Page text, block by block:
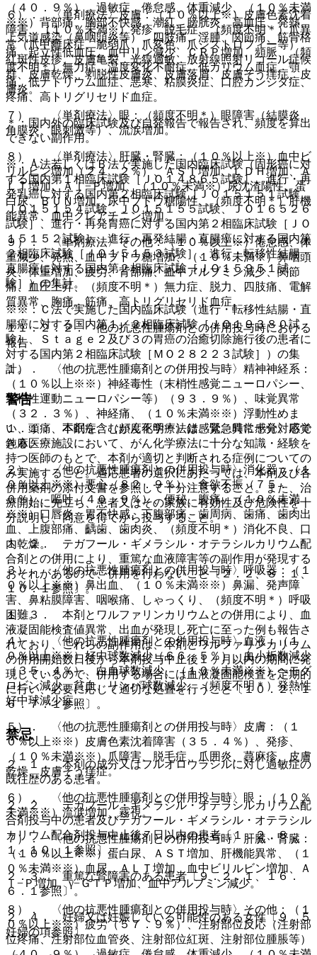
（４０．９％）、過敏症、倦怠感、体重減少、（１０％未満
※※）背部痛、胸部不快感、潮紅、膀胱炎、高血圧、発熱、
上気道感染（鼻咽頭炎等）、四肢痛、浮腫、関節痛、筋骨格
痛、起立性低血圧、血中リン減少、ＣＲＰ増加、頻脈、（頻
度不明＊）無力症、温度変化不耐症、低カリウム血症、顎
痛、低ナトリウム血症、悪寒、粘膜炎症、口腔カンジダ症、
疼痛、高トリグリセリド血症。
＊：国内外の臨床試験及び自発報告で報告され、頻度を算出
できない副作用。
※：Ａ法若しくはＢ法で実施した国内臨床試験（固形癌に対
する国内第１相臨床試験［ＪＯ１４８６５試験］、進行・再
発乳癌に対する国内第２相臨床試験［ＪＯ１５１５１試験、
ＪＯ１５１５４試験、ＪＯ１５１５５試験、ＪＯ１６５２６
試験］、進行・再発胃癌に対する国内第２相臨床試験［ＪＯ
１５１５２試験］、進行・再発結腸・直腸癌に対する国内第
２相臨床試験［ＪＯ１５１５３試験］、進行・転移性結腸・
直腸癌に対する国内第２相臨床試験［ＪＯ１５９５１試
験］）の集計。
※※：Ｃ法で実施した国内臨床試験（進行・転移性結腸・直
腸癌に対する国内第１／２相臨床試験［ＪＯ１９３８０試
験］、Ｓｔａｇｅ２及び３の胃癌の治癒切除施行後の患者に
対する国内第２相臨床試験［ＭＯ２８２２３試験］）の集
計。
警告
１．１． 本剤を含むがん化学療法は、緊急時に十分対応で
きる医療施設において、がん化学療法に十分な知識・経験を
持つ医師のもとで、本剤が適切と判断される症例についての
み実施すること。適応患者の選択にあたっては、本剤及び各
併用薬剤の添付文書を参照して十分注意すること。また、治
療開始に先立ち、患者又はその家族に有効性及び危険性を十
分説明し、同意を得てから投与すること。
１．２． テガフール・ギメラシル・オテラシルカリウム配
合剤との併用により、重篤な血液障害等の副作用が発現する
おそれがあるので、併用を行わないこと〔２．２、８．１、
１０．１参照〕。
１．３． 本剤とワルファリンカリウムとの併用により、血
液凝固能検査値異常、出血が発現し死亡に至った例も報告さ
れており、これらの副作用は、本剤とワルファリンカリウム
の併用開始数日後から本剤投与中止後１ヶ月以内の期間に発
現しているので、併用する場合には血液凝固能検査を定期的
に行い、必要に応じて適切な処置を行うこと〔１０．２、１
６．７．１参照〕。
禁忌
２．１． 本剤の成分又はフルオロウラシルに対し過敏症の
既往歴のある患者。
２．２． テガフール・ギメラシル・オテラシルカリウム配
合剤投与中の患者及びテガフール・ギメラシル・オテラシル
カリウム配合剤投与中止後７日以内の患者〔１．２、８．
１、１０．１参照〕。
２．３． 重篤な腎障害のある患者〔９．２．１、１６．
６．１参照〕。
２．４． 妊婦又は妊娠している可能性のある女性〔９．５
妊婦の項参照〕。
６）． 〈単剤療法〉皮膚：（１０％以上※）皮膚色素沈着
障害、（１０％未満※）発疹、脱毛症、（頻度不明＊）爪異
常（爪甲離床症、脆弱爪、爪変色、爪ジストロフィー等）、
紅斑性皮疹、皮膚亀裂、光線過敏、放射線照射リコール症候
群、皮膚乾燥、剥脱性皮膚炎、皮膚落屑、皮膚そう痒症、皮
膚炎。
７）． 〈単剤療法〉眼：（頻度不明＊）眼障害（結膜炎、
角膜炎、眼刺激等）、流涙増加。
８）． 〈単剤療法〉肝臓・腎臓：（１０％以上※）血中ビ
リルビン増加（２４．２％）、ＡＳＴ増加、ＬＤＨ増加、Ａ
ＬＴ増加、Ａｌ−Ｐ増加、（１０％未満※）尿沈渣陽性、蛋
白尿、ＢＵＮ増加、尿中ブドウ糖陽性、（頻度不明＊）肝機
能異常、血中クレアチニン増加。
９）． 〈単剤療法〉その他：（１０％以上※）倦怠感、体
重減少、発熱、血中ブドウ糖増加、（１０％未満※）鼻咽頭
炎、体重増加、疲労、背部痛、血中アルブミン減少、関節
痛、血圧上昇、（頻度不明＊）無力症、脱力、四肢痛、電解
質異常、胸痛、筋痛、高トリグリセリド血症。
１１．２．２． 他の抗悪性腫瘍剤との併用投与時における
報告
１）． 〈他の抗悪性腫瘍剤との併用投与時〉精神神経系：
（１０％以上※※）神経毒性（末梢性感覚ニューロパシー、
末梢性運動ニューロパシー等）（９３．９％）、味覚異常
（３２．３％）、神経痛、（１０％未満※※）浮動性めま
い、頭痛、不眠症、（頻度不明＊）錯感覚、異常感覚、感覚
鈍麻。
２）． 〈他の抗悪性腫瘍剤との併用投与時〉消化器：（１
０％以上※※）悪心（８２．９％）、食欲不振（７５．
０％）、嘔吐（４０．９％）、便秘、腹痛、（１０％未満
※※）口唇炎、胃不快感、下腹部痛、歯周病、歯痛、歯肉出
血、上腹部痛、齲歯、歯肉炎、（頻度不明＊）消化不良、口
内乾燥。
３）． 〈他の抗悪性腫瘍剤との併用投与時〉呼吸器：（１
０％以上※※）鼻出血、（１０％未満※※）鼻漏、発声障
害、鼻粘膜障害、咽喉痛、しゃっくり、（頻度不明＊）呼吸
困難。
４）． 〈他の抗悪性腫瘍剤との併用投与時〉血液：（１
０％以上※※）好中球数減少（６６．５％）、血小板数減少
（３５．４％）、白血球数減少、（１０％未満※※）ヘモグ
ロビン減少、貧血、リンパ球数減少、（頻度不明＊）発熱性
好中球減少症。
５）． 〈他の抗悪性腫瘍剤との併用投与時〉皮膚：（１
０％以上※※）皮膚色素沈着障害（３５．４％）、発疹、
（１０％未満※※）爪障害、脱毛症、爪囲炎、蕁麻疹、皮膚
乾燥、皮膚そう痒症。
６）． 〈他の抗悪性腫瘍剤との併用投与時〉眼：（１０％
未満※※）流涙増加、霧視。
７）． 〈他の抗悪性腫瘍剤との併用投与時〉肝臓・腎臓：
（１０％以上※※）蛋白尿、ＡＳＴ増加、肝機能異常、（１
０％未満※※）血尿、ＡＬＴ増加、血中ビリルビン増加、Ａ
ｌ−Ｐ増加、γ−ＧＴＰ増加、血中アルブミン減少。
８）． 〈他の抗悪性腫瘍剤との併用投与時〉その他：（１
０％以上※※）疲労（５７．９％）、注射部位反応（注射部
位疼痛、注射部位血管炎、注射部位紅斑、注射部位腫脹等）